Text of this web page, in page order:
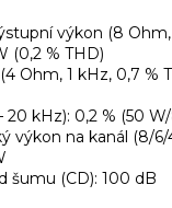
výkon (8
(0,2 % THD)
Ohm, 1 kHz, 0,7 %
20 kHz): 0,2 % (50
výkon na kanál (8/6/
šumu (CD): 100 dB